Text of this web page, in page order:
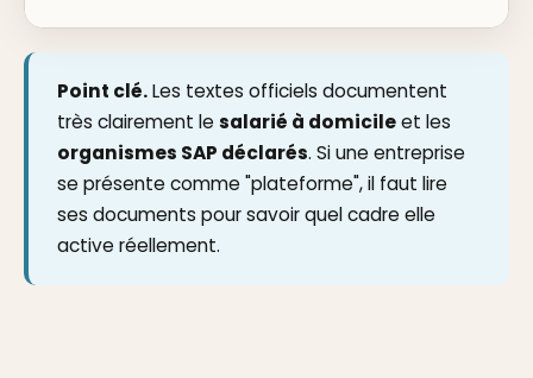
Point clé.Les textes officiels documentent
très clairement lesalarié à domicileet les
organismes SAP déclarés. Si une entreprise
se présente comme "plateforme", il faut lire
ses documents pour savoir quel cadre elle
active réellement.